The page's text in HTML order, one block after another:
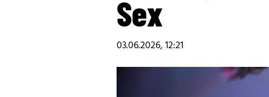
Sex
03.06.2026, 12:21